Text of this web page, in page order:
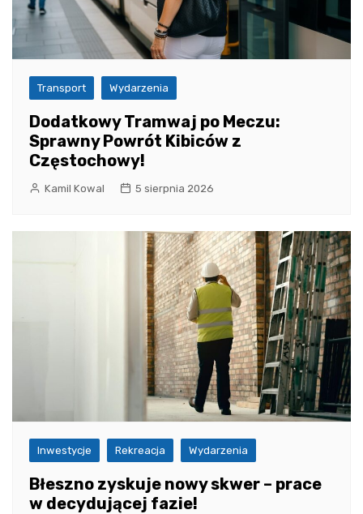
Transport Wydarzenia
Dodatkowy Tramwaj po Meczu:
Sprawny Powrót Kibiców z
Częstochowy!
Kamil Kowal 5 sierpnia 2026
Inwestycje Rekreacja Wydarzenia
Błeszno zyskuje nowy skwer – prace
w decydującej fazie!